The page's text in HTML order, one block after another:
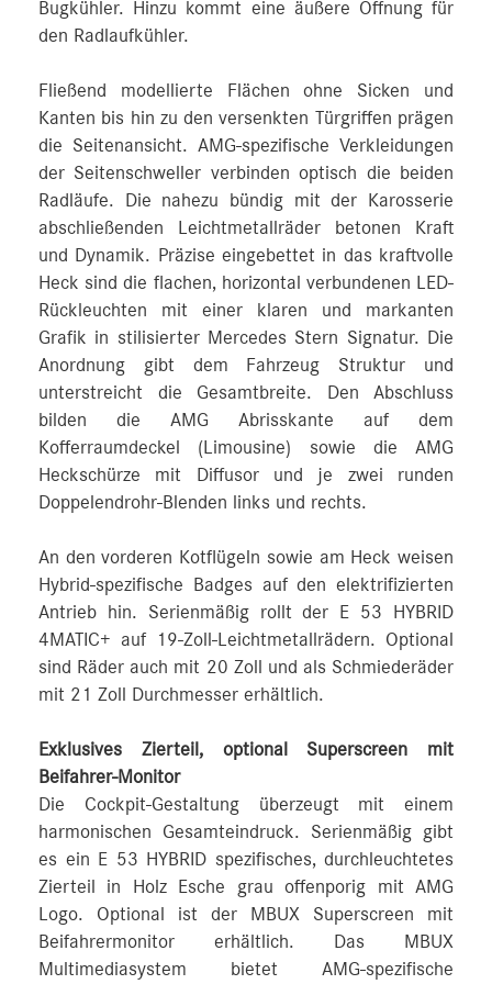
Bugkühler. Hinzu kommt eine äußere Öffnung für
den Radlaufkühler.
Fließend modellierte Flächen ohne Sicken und
Kanten bis hin zu den versenkten Türgriffen prägen
die Seitenansicht. AMG-spezifische Verkleidungen
der Seitenschweller verbinden optisch die beiden
Radläufe. Die nahezu bündig mit der Karosserie
abschließenden Leichtmetallräder betonen Kraft
und Dynamik. Präzise eingebettet in das kraftvolle
Heck sind die flachen, horizontal verbundenen LED-
Rückleuchten mit einer klaren und markanten
Grafik in stilisierter Mercedes Stern Signatur. Die
Anordnung gibt dem Fahrzeug Struktur und
unterstreicht die Gesamtbreite. Den Abschluss
bilden die AMG Abrisskante auf dem
Kofferraumdeckel (Limousine) sowie die AMG
Heckschürze mit Diffusor und je zwei runden
Doppelendrohr-Blenden links und rechts.
An den vorderen Kotflügeln sowie am Heck weisen
Hybrid-spezifische Badges auf den elektrifizierten
Antrieb hin. Serienmäßig rollt der E 53 HYBRID
4MATIC+ auf 19-Zoll-Leichtmetallrädern. Optional
sind Räder auch mit 20 Zoll und als Schmiederäder
mit 21 Zoll Durchmesser erhältlich.
Exklusives Zierteil, optional Superscreen mit
Beifahrer-Monitor
Die Cockpit-Gestaltung überzeugt mit einem
harmonischen Gesamteindruck. Serienmäßig gibt
es ein E 53 HYBRID spezifisches, durchleuchtetes
Zierteil in Holz Esche grau offenporig mit AMG
Logo. Optional ist der MBUX Superscreen mit
Beifahrermonitor erhältlich. Das MBUX
Multimediasystem bietet AMG-spezifische